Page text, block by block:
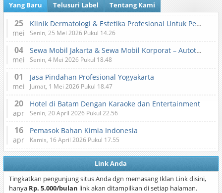
Yang Baru Telusuri Label Tentang Kami
25
mei
Klinik Dermatologi & Estetika Profesional Untuk Perawatan Kulit dan Kecantikan
Senin, 25 Mei 2026 Pukul 14.26
04
mei
Sewa Mobil Jakarta & Sewa Mobil Korporat – Autotranz Indonesia
Senin, 4 Mei 2026 Pukul 18.48
01
mei
Jasa Pindahan Profesional Yogyakarta
Jumat, 1 Mei 2026 Pukul 18.47
20
apr
Hotel di Batam Dengan Karaoke dan Entertainment
Senin, 20 April 2026 Pukul 22.56
16
apr
Pemasok Bahan Kimia Indonesia
Kamis, 16 April 2026 Pukul 17.55
Link Anda
Tingkatkan pengunjung situs Anda dgn memasang Iklan Link disini,
hanya Rp. 5.000/bulan link akan ditampilkan di setiap halaman.